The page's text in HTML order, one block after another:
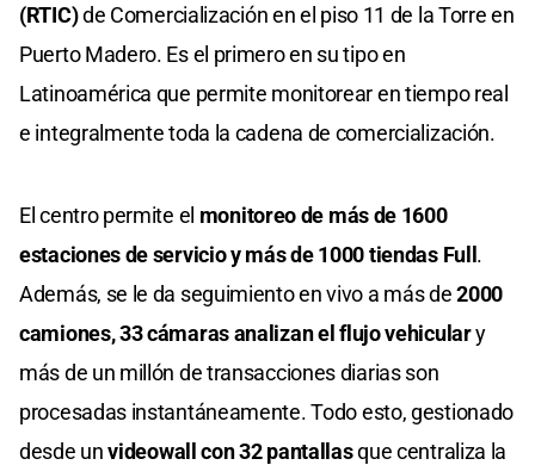
(RTIC)de Comercialización en el piso 11 de la Torre en
Puerto Madero. Es el primero en su tipo en
Latinoamérica que permite monitorear en tiempo real
e integralmente toda la cadena de comercialización.
El centro permite el monitoreo de más de 1600
estaciones de servicio y más de 1000 tiendas Full.
Además, se le da seguimiento en vivo a más de2000
camiones, 33 cámaras analizan el flujo vehiculary
más de un millón de transacciones diarias son
procesadas instantáneamente. Todo esto, gestionado
desde unvideowall con 32 pantallasque centraliza la